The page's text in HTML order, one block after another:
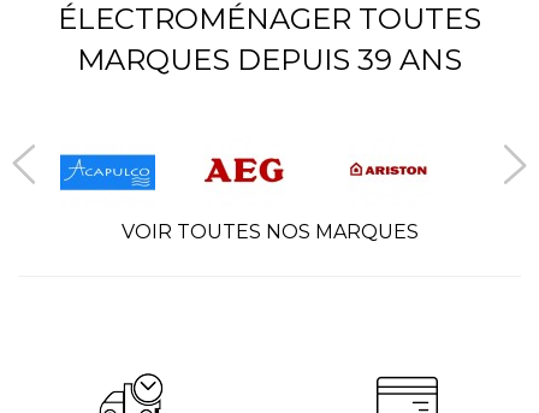
ÉLECTROMÉNAGER TOUTES
MARQUES DEPUIS 39 ANS
VOIR TOUTES NOS MARQUES